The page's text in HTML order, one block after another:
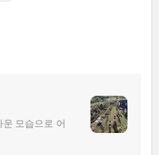
모습으로 어